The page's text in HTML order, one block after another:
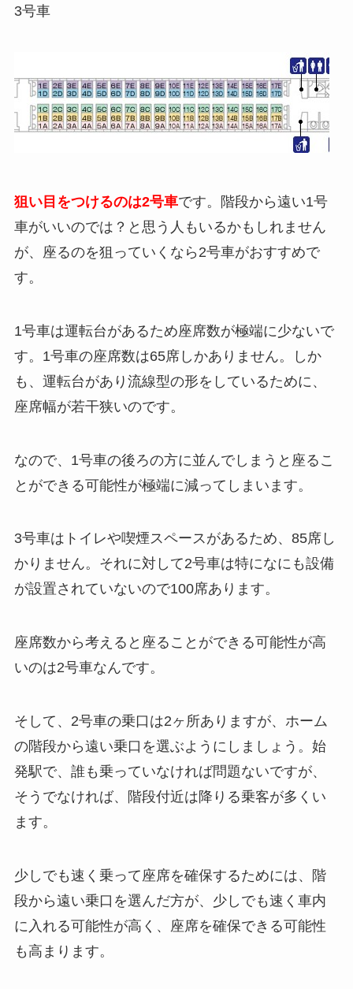
3号車
狙い目をつけるのは2号車です。階段から遠い1号
車がいいのでは？と思う人もいるかもしれません
が、座るのを狙っていくなら2号車がおすすめで
す。
1号車は運転台があるため座席数が極端に少ないで
す。1号車の座席数は65席しかありません。しか
も、運転台があり流線型の形をしているために、
座席幅が若干狭いのです。
なので、1号車の後ろの方に並んでしまうと座るこ
とができる可能性が極端に減ってしまいます。
3号車はトイレや喫煙スペースがあるため、85席し
かりません。それに対して2号車は特になにも設備
が設置されていないので100席あります。
座席数から考えると座ることができる可能性が高
いのは2号車なんです。
そして、2号車の乗口は2ヶ所ありますが、ホーム
の階段から遠い乗口を選ぶようにしましょう。始
発駅で、誰も乗っていなければ問題ないですが、
そうでなければ、階段付近は降りる乗客が多くい
ます。
少しでも速く乗って座席を確保するためには、階
段から遠い乗口を選んだ方が、少しでも速く車内
に入れる可能性が高く、座席を確保できる可能性
も高まります。